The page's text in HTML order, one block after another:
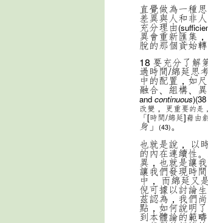
直覺做為一種
差異與人和非
充分理由
異會重新匯集
脫的那個貣始
18 要充分了解
過時間/綿延思
中的配置，如
融合、組構、
and continuous
改變， 更重要的是，
「[時間/綿延]藉由
身」 (43)。
也就是說， 以
的內在連續性
異，也就是讓
讓我們發現時
中， 而綿延又
倪可據以討論
茲認為，我們
點，如何說明
到本體論的範